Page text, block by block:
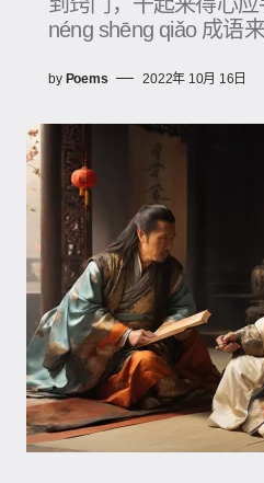
néng shēng qiǎo 成语来
by Poems 2022年 10月 16日